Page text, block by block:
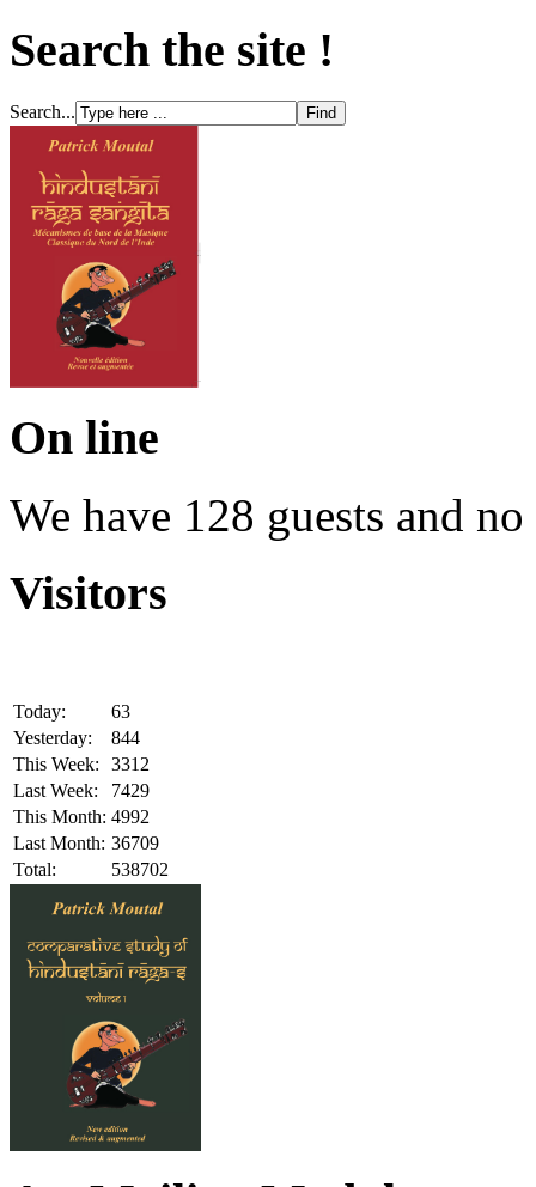
Search the site !
Search...
On line
We have 128 guests and
Visitors
Today:
63
Yesterday:
844
This Week:
3312
Last Week:
7429
This Month: 4992
Last Month: 36709
Total:
538702